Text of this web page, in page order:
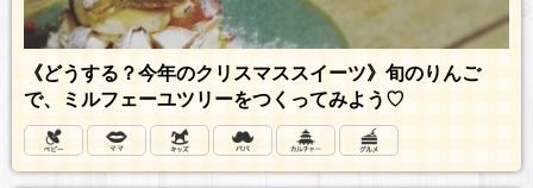
《どうする？今年のクリスマススイーツ》旬のりんご
で、ミルフェーユツリーをつくってみよう♡